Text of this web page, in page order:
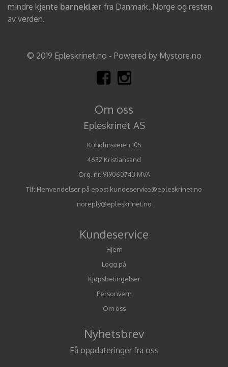
mindre kjente barneklær fra Danmark, Norge og resten
av verden.
© 2019 Epleskrinet.no - Powered by Mystore.no
Om oss
Epleskrinet AS
Kuholmsveien 105
4632 Kristiansand
Org. nr. 919060743 MVA
Tlf: Henvendelser på epost kundeservice@epleskrinet.no
noreply@epleskrinet.no
Kundeservice
Hjem
Logg på
Kjøpsbetingelser
Personvern
Om oss
Nyhetsbrev
Få oppdateringer fra oss